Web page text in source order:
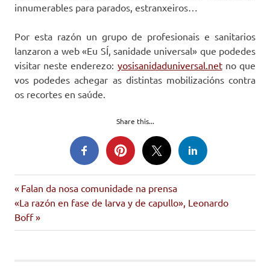
innumerables para parados, estranxeiros…
Por esta razón un grupo de profesionais e sanitarios
lanzaron a web «Eu SÍ, sanidade universal» que podedes
visitar neste enderezo: yosisanidaduniversal.netno que
vos podedes achegar as distintas mobilizacións contra
os recortes en saúde.
Share this...
Navegación
de
Entrada
anterior:
Falan da nosa comunidade na prensa
Siguiente
entrada:
«La razón en fase de larva y de capullo», Leonardo
Boff